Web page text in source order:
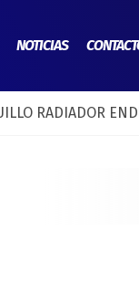
NOTICIAS
RADIADOR